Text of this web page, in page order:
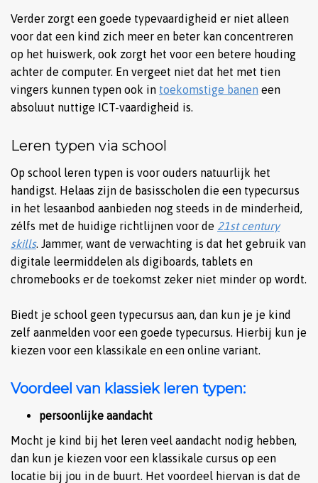
Verder zorgt een goede typevaardigheid er niet alleen
voor dat een kind zich meer en beter kan concentreren
op het huiswerk, ook zorgt het voor een betere houding
achter de computer. En vergeet niet dat het met tien
vingers kunnen typen ook in toekomstige banen een
absoluut nuttige ICT-vaardigheid is.
Leren typen via school
Op school leren typen is voor ouders natuurlijk het
handigst. Helaas zijn de basisscholen die een typecursus
in het lesaanbod aanbieden nog steeds in de minderheid,
zélfs met de huidige richtlijnen voor de 21st century
skills. Jammer, want de verwachting is dat het gebruik van
digitale leermiddelen als digiboards, tablets en
chromebooks er de toekomst zeker niet minder op wordt.
Biedt je school geen typecursus aan, dan kun je je kind
zelf aanmelden voor een goede typecursus. Hierbij kun je
kiezen voor een klassikale en een online variant.
Voordeel van klassiek leren typen:
persoonlijke aandacht
Mocht je kind bij het leren veel aandacht nodig hebben,
dan kun je kiezen voor een klassikale cursus op een
locatie bij jou in de buurt. Het voordeel hiervan is dat de